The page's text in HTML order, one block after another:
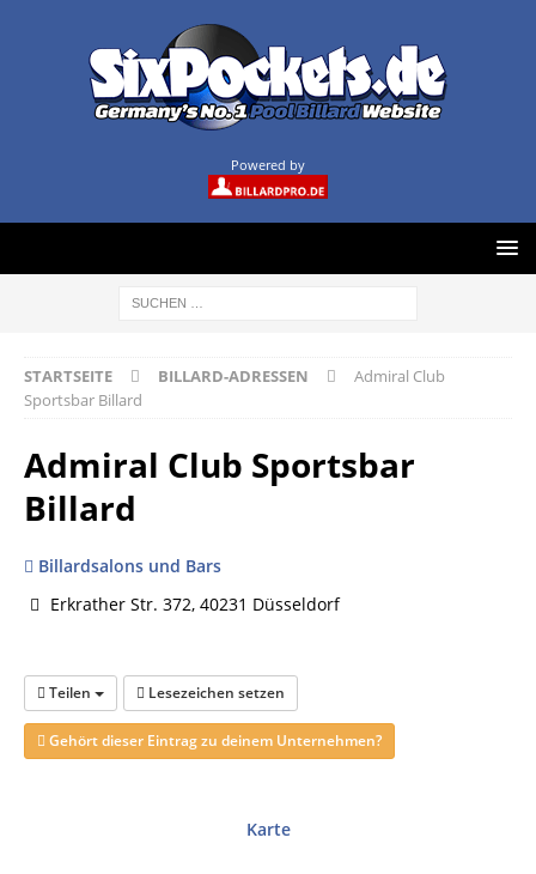
Powered by
STARTSEITE BILLARD-ADRESSEN
Admiral Club
Sportsbar Billard
Admiral Club Sportsbar
Billard
Billardsalons und Bars
Erkrather Str. 372, 40231 Düsseldorf
Teilen Lesezeichen setzen
Gehört dieser Eintrag zu deinem Unternehmen?
Karte